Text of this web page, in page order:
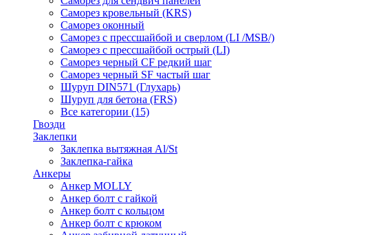
Саморез кровельный (KRS)
Саморез оконный
Саморез с прессшайбой и сверлом (LI /MSB/)
Саморез с прессшайбой острый (LI)
Саморез черный CF редкий шаг
Саморез черный SF частый шаг
Шуруп DIN571 (Глухарь)
Шуруп для бетона (FRS)
Все категории (15)
Гвозди
Заклепки
Заклепка вытяжная Al/St
Заклепка-гайка
Анкеры
Анкер MOLLY
Анкер болт с гайкой
Анкер болт с кольцом
Анкер болт с крюком